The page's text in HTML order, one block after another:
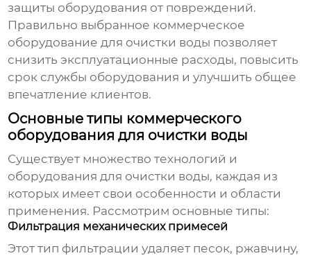
защиты оборудования от повреждений.
Правильно выбранное коммерческое
оборудование для очистки воды позволяет
снизить эксплуатационные расходы, повысить
срок службы оборудования и улучшить общее
впечатление клиентов.
Основные типы коммерческого
оборудования для очистки воды
Существует множество технологий и
оборудования для очистки воды, каждая из
которых имеет свои особенности и области
применения. Рассмотрим основные типы:
Фильтрация механических примесей
Этот тип фильтрации удаляет песок, ржавчину,